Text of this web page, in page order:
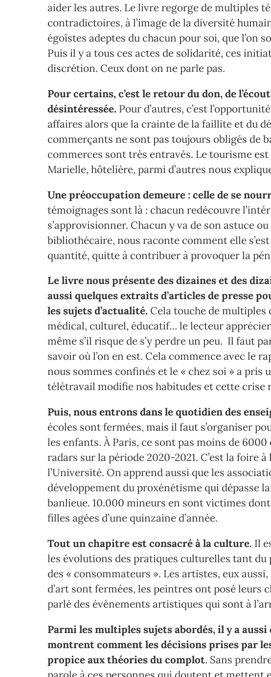
aider les autres. Le livre regorge de multiples
contradictoires, à l’image de la diversité
égoïstes adeptes du chacun pour soi, que l’on
Puis il y a tous ces actes de solidarité, ces
discrétion. Ceux dont on ne parle pas.
Pour certains, c’est le retour du don, de
désintéressée. Pour d’autres, c’est
affaires alors que la crainte de la faillite et du
commerçants ne sont pas toujours obligés de
commerces sont très entravés. Le tourisme
Marielle, hôtelière, parmi d’autres nous
Une préoccupation demeure : celle de se
témoignages sont là : chacun redécouvre
s’approvisionner. Chacun y va de son astuce
bibliothécaire, nous raconte comment elle
quantité, quitte à contribuer à provoquer la
Le livre nous présente des dizaines et des
aussi quelques extraits d’articles de presse
les sujets d’actualité. Cela touche de multiples
médical, culturel, éducatif… le lecteur
même s’il risque de s’y perdre un peu. Il faut
savoir où l’on en est. Cela commence avec le
nous sommes confinés et le « chez soi » a
télétravail modifie nos habitudes et cette crise
Puis, nous entrons dans le quotidien des
écoles sont fermées, mais il faut s’organiser
les enfants. À Paris, ce sont pas moins de
radars sur la période 2020-2021. C’est la foire
l’Université. On apprend aussi que les
développement du proxénétisme qui dépasse
banlieue. 10.000 mineurs en sont victimes
filles agées d’une quinzaine d’année.
Tout un chapitre est consacré à la culture. Il
les évolutions des pratiques culturelles tant du
des « consommateurs ». Les artistes, eux
d’art sont fermées, les peintres ont posé leurs
parlé des évènements artistiques qui sont à
Parmi les multiples sujets abordés, il y a
montrent comment les décisions prises par
propice aux théories du complot. Sans